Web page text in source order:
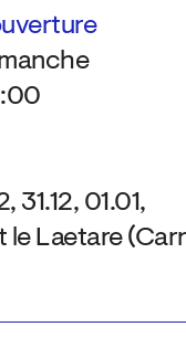
31.12, 01.01,
le Laetare